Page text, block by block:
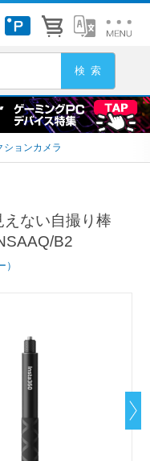
ションカメラ
ない自撮り棒
B2